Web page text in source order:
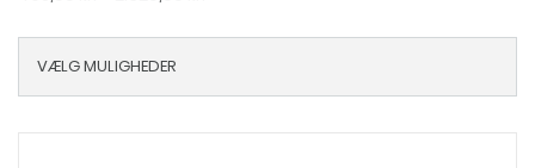
til
VÆLG MULIGHEDER